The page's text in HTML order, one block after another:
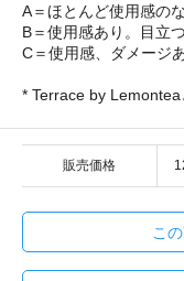
A＝ほとんど使用感の
B＝使用感あり。目立
C＝使用感、ダメージあ
* Terrace by
販売価格
こ